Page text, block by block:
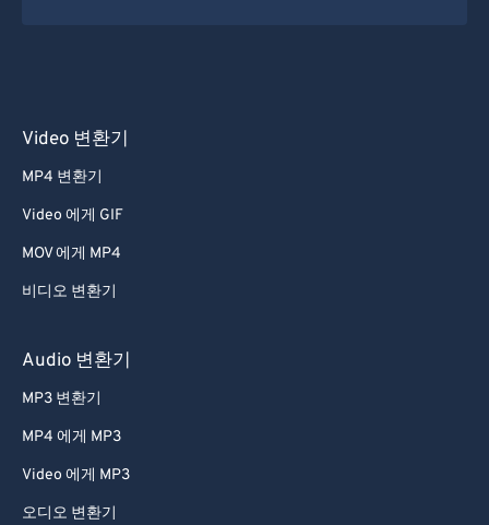
Video 변환기
MP4 변환기
Video 에게 GIF
MOV 에게 MP4
비디오 변환기
Audio 변환기
MP3 변환기
MP4 에게 MP3
Video 에게 MP3
오디오 변환기